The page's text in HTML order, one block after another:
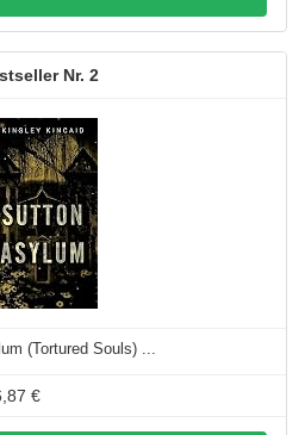
2
(Tortured Souls) ...
€